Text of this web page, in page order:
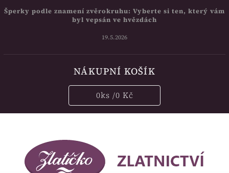
Šperky podle znamení zvěrokruhu: Vyberte si ten, který vám
byl vepsán ve hvězdách
19.5.2026
NÁKUPNÍ KOŠÍK
0ks /0 Kč